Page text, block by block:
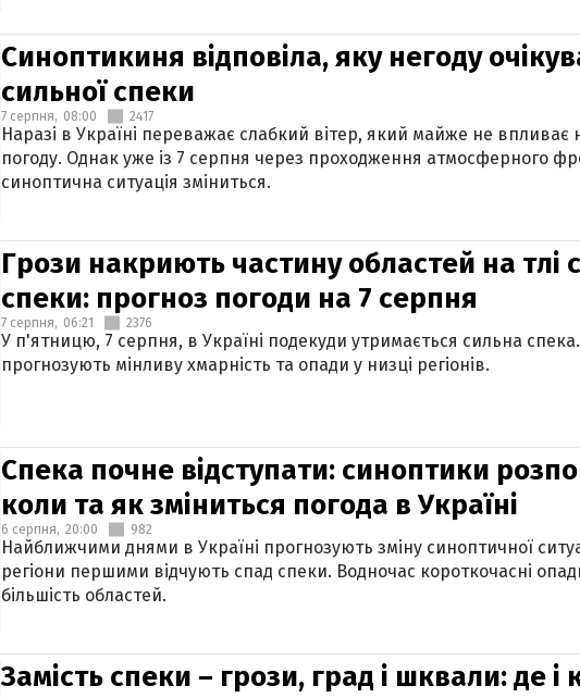
Синоптикиня відповіла, яку негоду
сильної спеки
7 серпня, 08:00 2417
Наразі в Україні переважає слабкий вітер, який майже не впливає
погоду. Однак уже із 7 серпня через проходження атмосферного
синоптична ситуація зміниться.
Грози накриють частину областей на тлі
спеки: прогноз погоди на 7 серпня
7 серпня, 06:21 2376
У п'ятницю, 7 серпня, в Україні подекуди утримається сильна
прогнозують мінливу хмарність та опади у низці регіонів.
Спека почне відступати: синоптики
коли та як зміниться погода в Україні
6 серпня, 20:00 982
Найближчими днями в Україні прогнозують зміну синоптичної
регіони першими відчують спад спеки. Водночас короткочасні
більшість областей.
Замість спеки – грози, град і шквали: де і